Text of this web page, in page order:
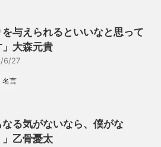
を与えられるといいなと思って
」大森元貴
6/27
名言
なる気がないなら、僕がな
」乙骨憂太